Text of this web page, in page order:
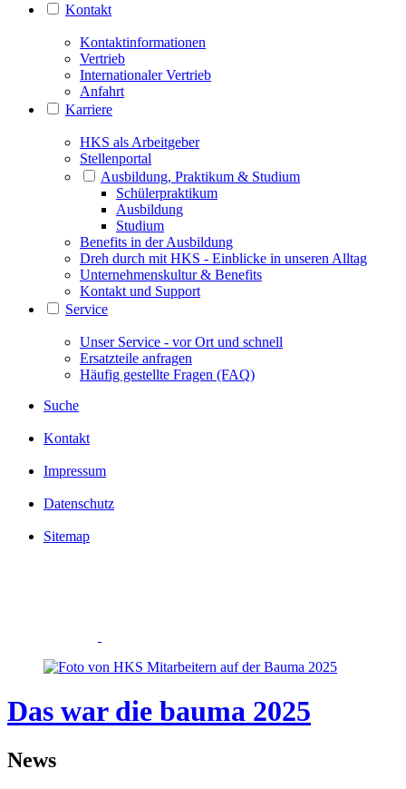
Kontakt
Kontaktinformationen
Vertrieb
Internationaler Vertrieb
Anfahrt
Karriere
HKS als Arbeitgeber
Stellenportal
Ausbildung, Praktikum & Studium
Schülerpraktikum
Ausbildung
Studium
Benefits in der Ausbildung
Dreh durch mit HKS - Einblicke in unseren Alltag
Unternehmenskultur & Benefits
Kontakt und Support
Service
Unser Service - vor Ort und schnell
Ersatzteile anfragen
Häufig gestellte Fragen (FAQ)
Suche
Kontakt
Impressum
Datenschutz
Sitemap
Das war die bauma 2025
News